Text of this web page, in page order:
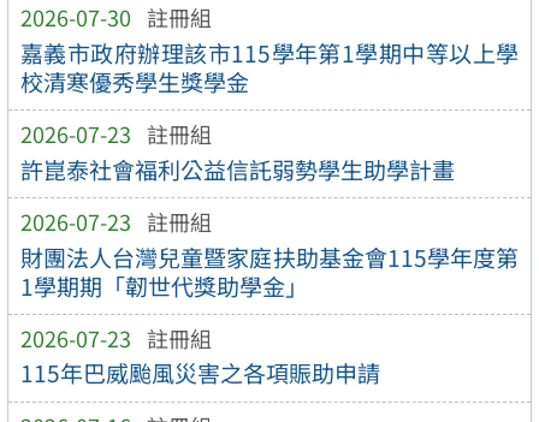
2026-07-30 註冊組
嘉義市政府辦理該市115學年第1學期中等以上學
校清寒優秀學生獎學金
2026-07-23 註冊組
許崑泰社會福利公益信託弱勢學生助學計畫
2026-07-23 註冊組
財團法人台灣兒童暨家庭扶助基金會115學年度第
1學期期「韌世代獎助學金」
2026-07-23 註冊組
115年巴威颱風災害之各項賑助申請